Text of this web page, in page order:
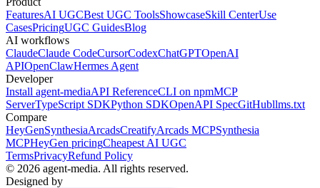
FeaturesAI UGCBest UGC ToolsShowcaseSkill CenterUse
CasesPricingUGC GuidesBlog
AI workflows
ClaudeClaude CodeCursorCodexChatGPTOpenAI
APIOpenClawHermes Agent
Developer
Install agent-mediaAPI ReferenceCLI on npmMCP
ServerTypeScript SDKPython SDKOpenAPI SpecGitHubllms.txt
Compare
HeyGenSynthesiaArcadsCreatifyArcads MCPSynthesia
MCPHeyGen pricingCheapest AI UGC
TermsPrivacyRefund Policy
© 2026 agent-media. All rights reserved.
Designed by